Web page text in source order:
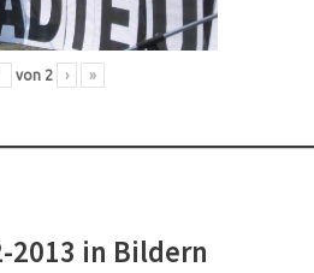
von 2 › »
2013 in Bildern